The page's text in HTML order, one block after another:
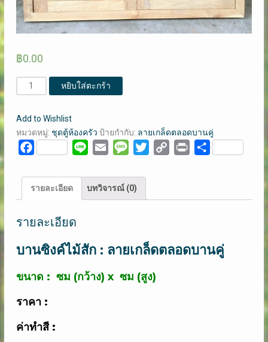
฿0.00
จำนวน
บาน
ไม้
สัก
เกล็ด
ตลอด
คู่
ดู
ละเอียด)
หยิบใส่ตะกร้า
Add to Wishlist
หมวดหมู่: ชุดตู้ห้องครัว ป้ายกำกับ: ลายเกล็ดตลอดบานคู่
Facebook Line Email MessageTwitterCopy
Print Share
รายละเอียด บทวิจารณ์ (0)
รายละเอียด
บานซิงค์ไม้สัก : ลายเกล็ดตลอดบานคู่
ขนาด : ซม (กว้าง) x ซม (สูง)
ราคา :
ค่าทำสี :